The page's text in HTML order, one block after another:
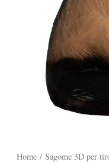
Home/ Sagome 3D per